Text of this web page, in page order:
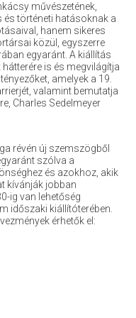
művészetének,
történeti hatásoknak a
hanem sikeres
közül, egyszerre
egyaránt. A kiállítás
is és megvilágítja
amelyek a 19.
valamint bemutatja
Charles Sedelmeyer
révén új szemszögből
szólva a
és azokhoz, akik
kívánják jobban
ig van lehetőség
időszaki kiállítóterében.
érhetők el: